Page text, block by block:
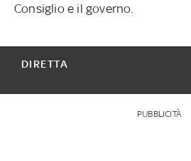
Consiglio e il governo.
DIRETTA
PUBBLICITÀ